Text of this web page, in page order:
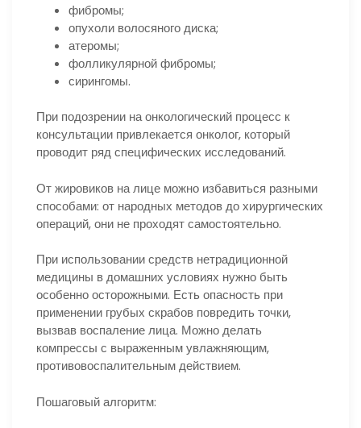
фибромы;
опухоли волосяного диска;
атеромы;
фолликулярной фибромы;
сирингомы.
При подозрении на онкологический процесс к
консультации привлекается онколог, который
проводит ряд специфических исследований.
От жировиков на лице можно избавиться разными
способами: от народных методов до хирургических
операций, они не проходят самостоятельно.
При использовании средств нетрадиционной
медицины в домашних условиях нужно быть
особенно осторожными. Есть опасность при
применении грубых скрабов повредить точки,
вызвав воспаление лица. Можно делать
компрессы с выраженным увлажняющим,
противовоспалительным действием.
Пошаговый алгоритм: